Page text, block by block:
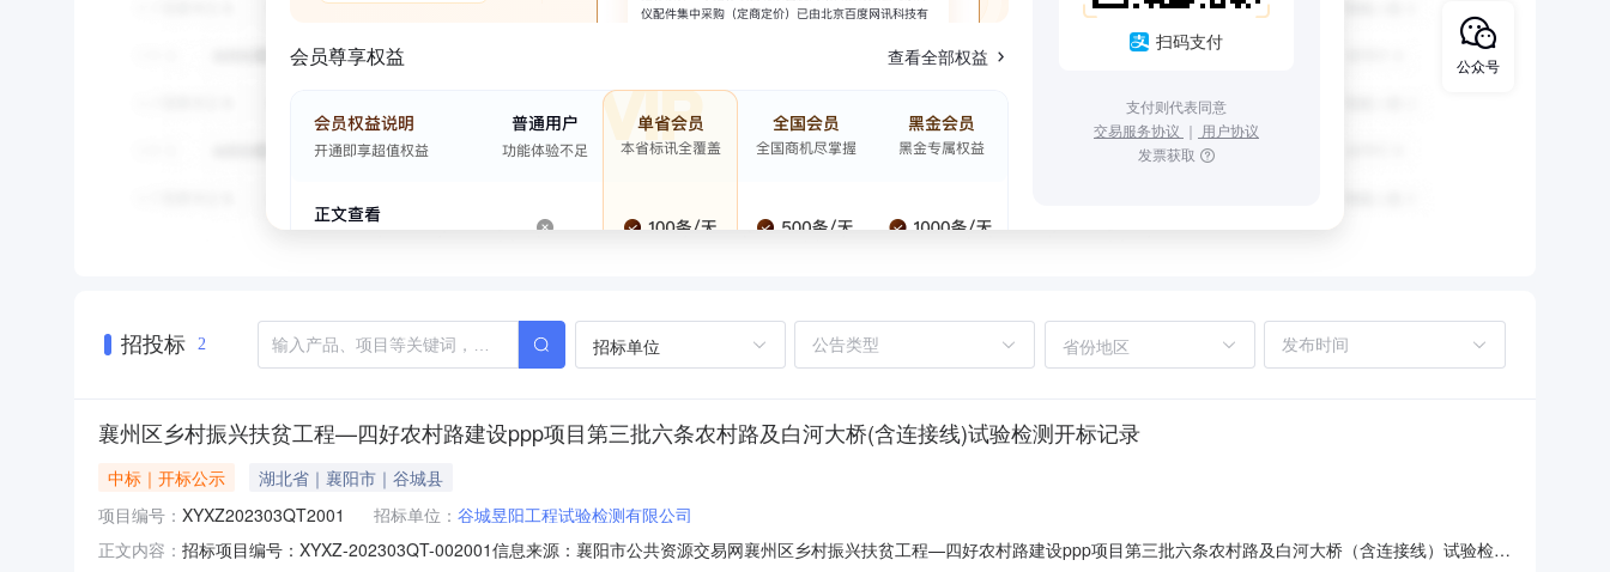
会员尊享权益 查看全部权益
扫码支付
支付则代表同意
交易服务协议 ｜ 用户协议
发票获取
招投标 2 招标单位 省份地区
襄州区乡村振兴扶贫工程—四好农村路建设ppp项目第三批六条农村路及白河大桥(含连接线)试验检测开标记录
中标｜开标公示
湖北省｜襄阳市｜谷城县
项目编号： XYXZ202303QT2001 招标单位： 谷城昱阳工程试验检测有限公司
正文内容： 招标项目编号：XYXZ-202303QT-002001信息来源：襄阳市公共资源交易网襄州区乡村振兴扶贫工程—四好农村路建设ppp项目第三批六条农村路及白河大桥（含连接线）试验检测
公众号